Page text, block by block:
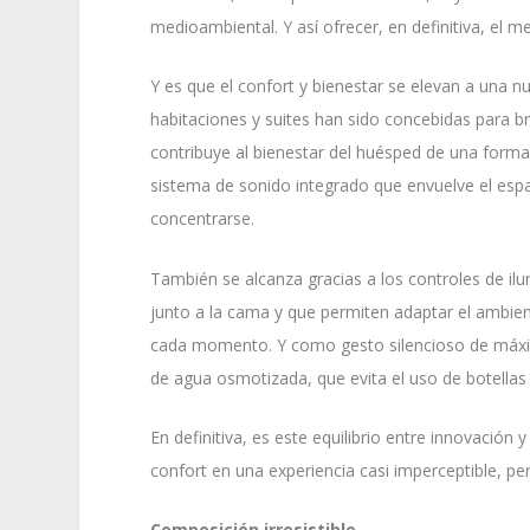
medioambiental. Y así ofrecer, en definitiva, el
Y es que el confort y bienestar se elevan a una
habitaciones y suites han sido concebidas para
contribuye al bienestar del huésped de una
sistema de sonido integrado que envuelve el
concentrarse.
También se alcanza gracias a los controles de
junto a la cama y que permiten adaptar el
cada momento. Y como gesto silencioso de
de agua osmotizada, que evita el uso de
En definitiva, es este equilibrio entre innovación
confort en una experiencia casi imperceptible,